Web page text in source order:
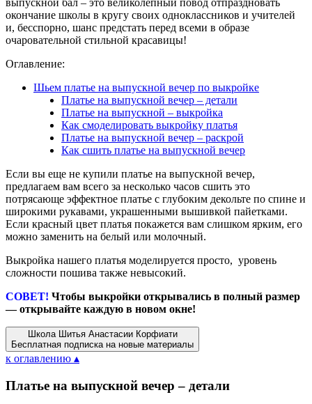
выпускной бал – это великолепный повод отпраздновать
окончание школы в кругу своих одноклассников и учителей
и, бесспорно, шанс предстать перед всеми в образе
очаровательной стильной красавицы!
Оглавление:
Шьем платье на выпускной вечер по выкройке
Платье на выпускной вечер – детали
Платье на выпускной – выкройка
Как смоделировать выкройку платья
Платье на выпускной вечер – раскрой
Как сшить платье на выпускной вечер
Если вы еще не купили платье на выпускной вечер,
предлагаем вам всего за несколько часов сшить это
потрясающе эффектное платье с глубоким декольте по спине и
широкими рукавами, украшенными вышивкой пайетками.
Если красный цвет платья покажется вам слишком ярким, его
можно заменить на белый или молочный.
Выкройка нашего платья моделируется просто, уровень
сложности пошива также невысокий.
СОВЕТ! Чтобы выкройки открывались в полный размер
— открывайте каждую в новом окне!
Школа Шитья Анастасии Корфиати
Бесплатная подписка на новые материалы
к оглавлению ▴
Платье на выпускной вечер – детали